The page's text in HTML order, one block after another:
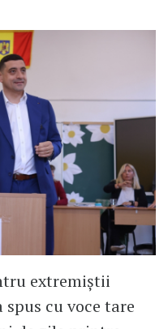
extremiștii
cu voce tare